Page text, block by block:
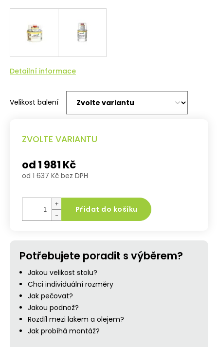
ZVOLTE VARIANTU
od 1 981 Kč
od 1 637 Kč bez DPH
cena:
+
−
Přidat do košíku
Potřebujete poradit s výběrem?
Jakou velikost stolu?
Chci individuální rozměry
Jak pečovat?
Jakou podnož?
Rozdíl mezi lakem a olejem?
Jak probíhá montáž?
Velikost balení
Detailní informace